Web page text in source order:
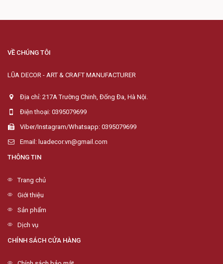
VỀ CHÚNG TÔI
LŨA DECOR - ART & CRAFT MANUFACTURER
Địa chỉ: 217A Trường Chinh, Đống Đa, Hà Nội.
Điện thoại: 0395079699
Viber/Instagram/Whatsapp: 0395079699
Email: luadecor.vn@gmail.com
THÔNG TIN
Trang chủ
Giới thiệu
Sản phẩm
Dịch vụ
CHÍNH SÁCH CỬA HÀNG